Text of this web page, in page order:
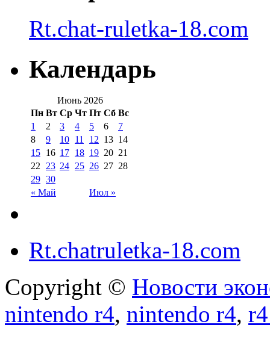
Rt.chat-ruletka-18.com
Календарь
Июнь 2026
Пн Вт Ср Чт Пт Сб Вс
« Май Июл »
1 2 3 4 5 6
7
8
9 10 11 12 13 14
15 16 17 18 19 20 21
22 23 24 25 26 27 28
29 30
Rt.chatruletka-18.com
Copyright © Новости
nintendo r4, nintendo r4,